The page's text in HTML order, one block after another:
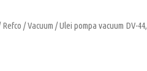
Refco /Vacuum / Ulei pompa vacuum DV-44,